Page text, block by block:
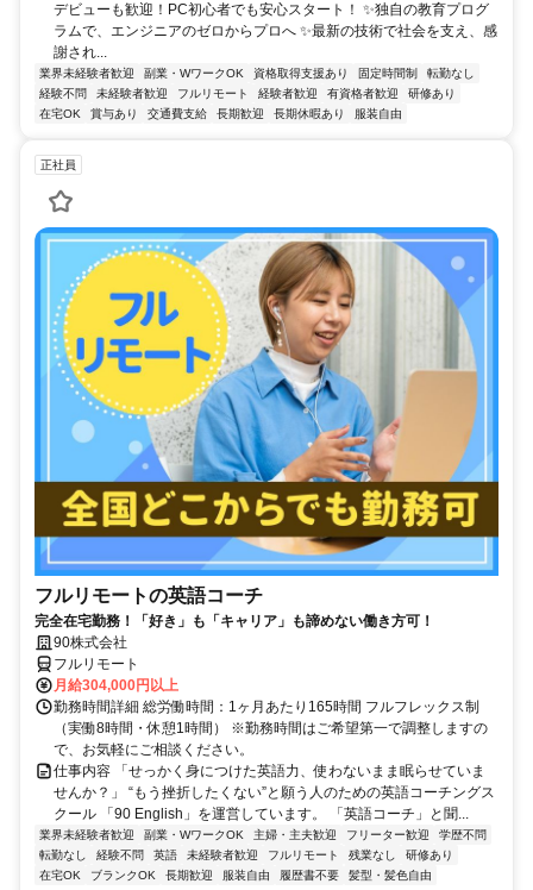
デビューも歓迎！PC初心者でも安心スタート！ ✨独自の教育プログ
ラムで、エンジニアのゼロからプロへ ✨最新の技術で社会を支え、感
謝され...
業界未経験者歓迎 副業・WワークOK 資格取得支援あり 固定時間制
転勤なし
経験不問
未経験者歓迎 フルリモート 経験者歓迎 有資格者歓迎
研修あり
在宅OK
賞与あり 交通費支給 長期歓迎 長期休暇あり 服装自由
正社員
フルリモートの英語コーチ
完全在宅勤務！「好き」も「キャリア」も諦めない働き方可！
90株式会社
フルリモート
月給304,000円以上
勤務時間詳細 総労働時間：1ヶ月あたり165時間 フルフレックス制
（実働8時間・休憩1時間） ※勤務時間はご希望第一で調整しますの
で、お気軽にご相談ください。
仕事内容 「せっかく身につけた英語力、使わないまま眠らせていま
せんか？」 “もう挫折したくない”と願う人のための英語コーチングス
クール 「90 English」を運営しています。 「英語コーチ」と聞...
業界未経験者歓迎 副業・WワークOK 主婦・主夫歓迎 フリーター歓迎
学歴不問
転勤なし
経験不問 英語 未経験者歓迎 フルリモート 残業なし
研修あり
在宅OK
ブランクOK 長期歓迎 服装自由 履歴書不要 髪型・髪色自由